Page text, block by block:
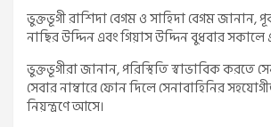
ভুক্তভূগী রাশিদা বেগম ও সাহিদা বেগম জানান,
নাছির উদ্দিন এবং গিয়াস উদ্দিন বুধবার সকালে
ভুক্তভূগীরা জানান, পরিস্থিতি স্বাভাবিক করতে
সেবার নাম্বারে ফোন দিলে সেনাবাহিনির
নিয়ন্ত্রণে আসে।